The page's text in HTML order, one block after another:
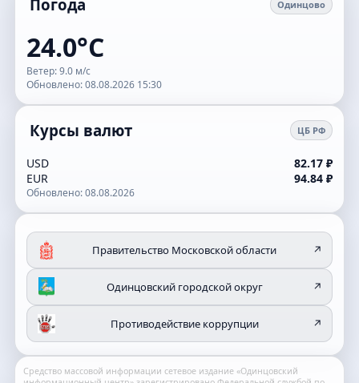
Погода Одинцово
24.0°C
Ветер: 9.0 м/с
Обновлено: 08.08.2026 15:30
Курсы валют ЦБ РФ
USD
82.17 ₽
EUR
94.84 ₽
Обновлено: 08.08.2026
Правительство Московской области ↗
Одинцовский городской округ ↗
Противодействие коррупции ↗
Средство массовой информации сетевое издание «Одинцовский